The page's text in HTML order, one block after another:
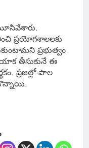
ప్రయోగశాలలకు
ప్రభుత్వం
తీసుకునే ఈ
ప్రజల్లో పాల